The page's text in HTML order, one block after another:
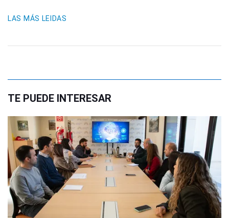
LAS MÁS LEIDAS
TE PUEDE INTERESAR